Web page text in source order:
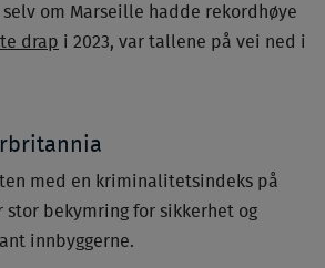
om Marseille hadde rekordhøye
drap i 2023, var tallene på vei ned i
med en kriminalitetsindeks på
stor bekymring for sikkerhet og
innbyggerne.